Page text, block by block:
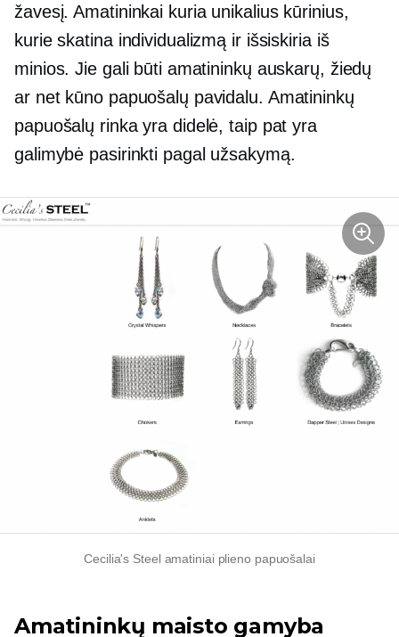
žavesį. Amatininkai kuria unikalius kūrinius,
kurie skatina individualizmą ir išsiskiria iš
minios. Jie gali būti amatininkų auskarų, žiedų
ar net kūno papuošalų pavidalu. Amatininkų
papuošalų rinka yra didelė, taip pat yra
galimybė pasirinkti pagal užsakymą.
Cecilia's Steel amatiniai plieno papuošalai
Amatininkų maisto gamyba